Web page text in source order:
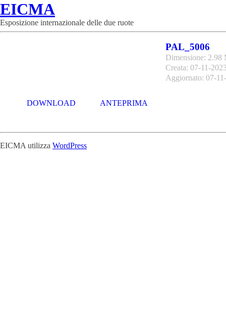
EICMA
Esposizione internazionale delle due ruote
PAL_5006
Dimensione: 2.98
Creata: 07-11-
Aggiornato: 07-
DOWNLOAD ANTEPRIMA
EICMA utilizza WordPress